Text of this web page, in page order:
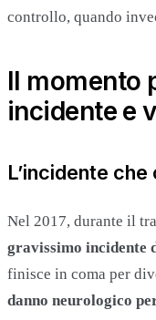
controllo, quando
Il momento
incidente e
L’incidente
Nel 2017, durante il
gravissimo incidente
finisce in coma per
danno neurologico